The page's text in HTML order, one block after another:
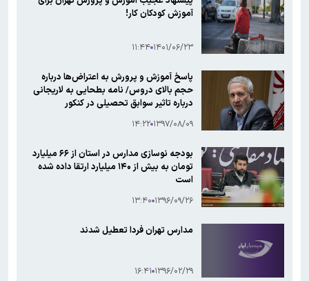
آموزش کودکان کار!
۱۴۰۱/۰۶/۲۳ ۱۱:۴۴
پاسخ آموزش و پرورش به اعتراض‌ها درباره
حجم بالای دروس/ نامه بطحایی به لاریجانی
درباره تاثیر سوابق تحصیلی در کنکور
۱۳۹۷/۰۸/۰۹ ۱۴:۲۲
بودجه نوسازی مدارس در استان از ۶۶ میلیارد
تومان به بیش از ۱۴۰ میلیارد ارتقا داده شده
است
۱۳۹۶/۰۹/۲۶ ۱۳:۴۰
مدارس تهران فردا تعطیل شدند
۱۳۹۶/۰۲/۲۹ ۱۶:۴۱